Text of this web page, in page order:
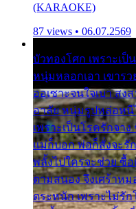
(KARAOKE)
87 views • 06.07.2569
บัวทองโศก เพราะเ
หนุ่มหลอกเอา เขาร
ออเซาะจนใจเบา สง
อาลัย หนุ่มรูปหล่อหนี
เพราะเป็นโรครักจา
แม่ก็บอก พ่อก็สั่งจะรั
พลั้งไปใครจะช่วย ซื้อ
ตามสนอง จึงเศร้าห
ตระหนัก เพราะไม่รั